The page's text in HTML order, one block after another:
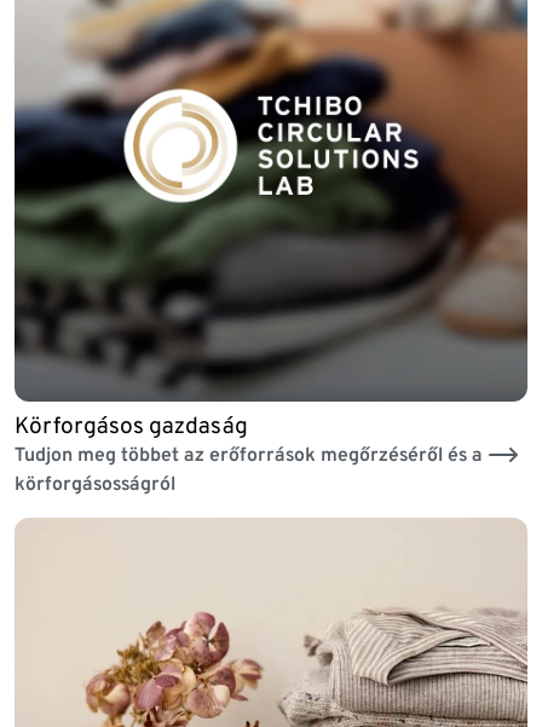
Körforgásos gazdaság
Tudjon meg többet az erőforrások megőrzéséről és a
körforgásosságról